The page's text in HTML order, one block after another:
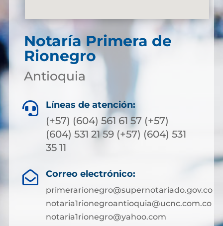
Notaría Primera de
Rionegro
Antioquia
 Líneas de atención:
(+57) (604) 561 61 57 (+57)
(604) 531 21 59 (+57) (604) 531
35 11
 Correo electrónico:
primerarionegro@supernotariado.gov.co
notaria1rionegroantioquia@ucnc.com.co
notaria1rionegro@yahoo.com